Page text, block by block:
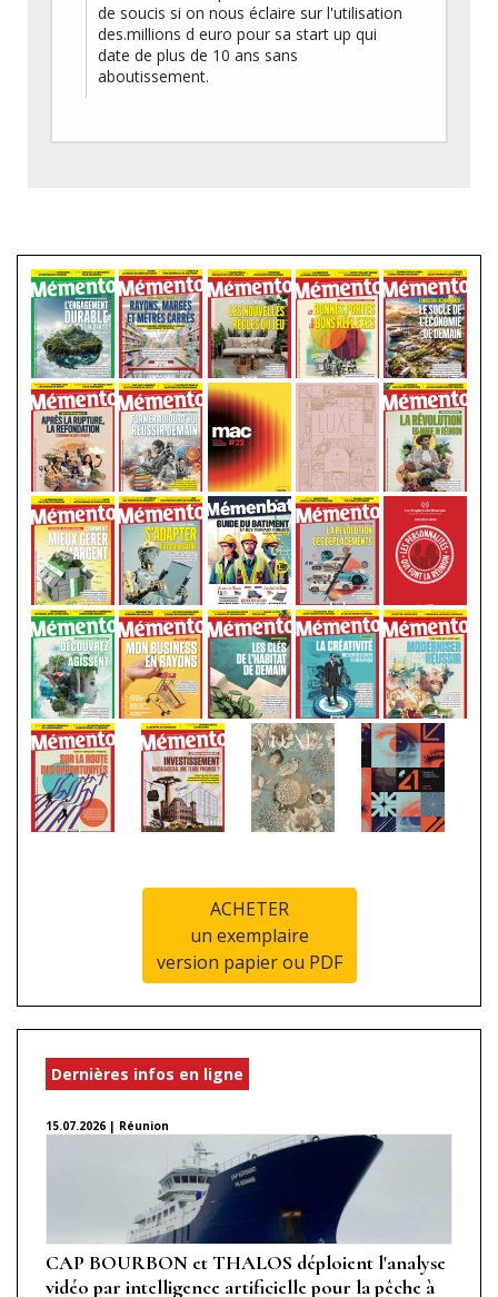
de soucis si on nous éclaire sur l'utilisation
des.millions d euro pour sa start up qui
date de plus de 10 ans sans
aboutissement.
ACHETER
un exemplaire
version papier ou PDF
Dernières infos en ligne
15.07.2026 | Réunion
CAP BOURBON et THALOS déploient l'analyse
vidéo par intelligence artificielle pour la pêche à